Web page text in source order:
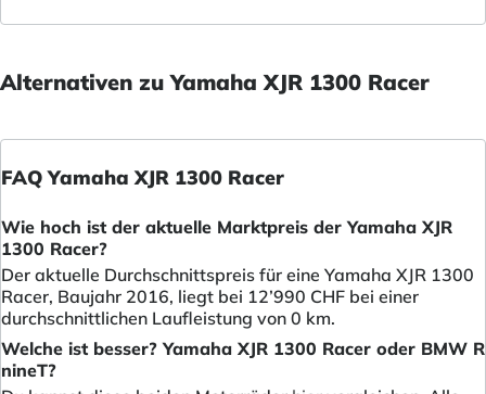
Alternativen zu Yamaha XJR 1300 Racer
FAQ Yamaha XJR 1300 Racer
Wie hoch ist der aktuelle Marktpreis der Yamaha XJR
1300 Racer?
Der aktuelle Durchschnittspreis für eine Yamaha XJR 1300
Racer, Baujahr 2016, liegt bei 12’990 CHF bei einer
durchschnittlichen Laufleistung von 0 km.
Welche ist besser? Yamaha XJR 1300 Racer oder BMW R
nineT?